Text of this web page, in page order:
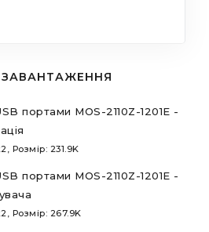
портами MOS-2110Z-1201E -
Розмір: 231.9K
портами MOS-2110Z-1201E -
Розмір: 267.9K